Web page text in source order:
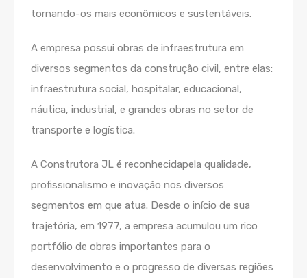
tornando-os mais econômicos e sustentáveis.
A empresa possui obras de infraestrutura em
diversos segmentos da construção civil, entre elas:
infraestrutura social, hospitalar, educacional,
náutica, industrial, e grandes obras no setor de
transporte e logística.
A Construtora JL é reconhecidapela qualidade,
profissionalismo e inovação nos diversos
segmentos em que atua. Desde o início de sua
trajetória, em 1977, a empresa acumulou um rico
portfólio de obras importantes para o
desenvolvimento e o progresso de diversas regiões